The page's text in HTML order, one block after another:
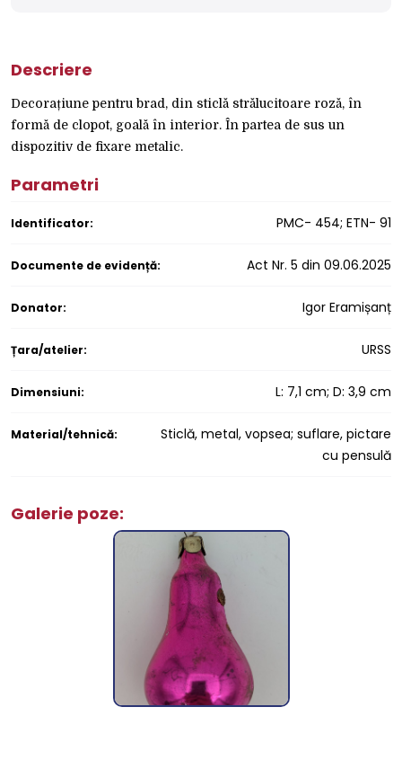
Descriere
Decorațiune pentru brad, din sticlă strălucitoare roză, în
formă de clopot, goală în interior. În partea de sus un
dispozitiv de fixare metalic.
Parametri
Identificator: PMC- 454; ETN- 91
Documente de evidență: Act Nr. 5 din 09.06.2025
Donator: Igor Eramișanț
Țara/atelier: URSS
Dimensiuni: L: 7,1 cm; D: 3,9 cm
Material/tehnică:
Sticlă, metal, vopsea; suflare, pictare
cu pensulă
Galerie poze: